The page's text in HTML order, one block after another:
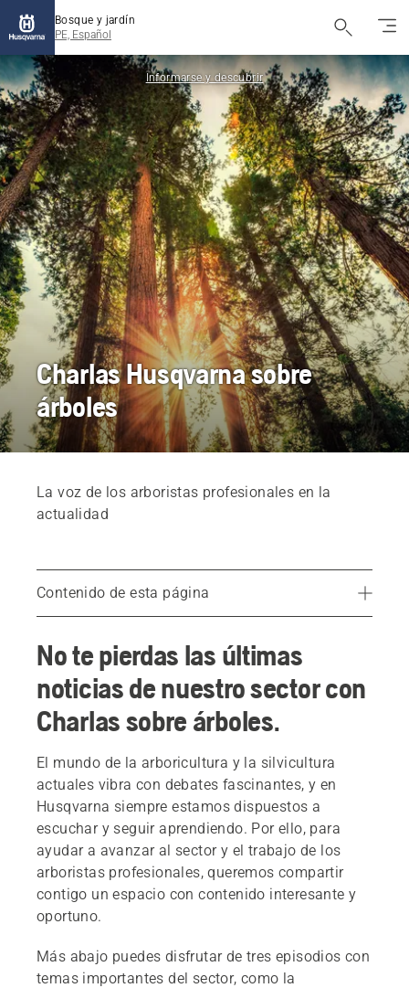
Bosque y jardín
PE, Español
Informarse y descubrir
Charlas Husqvarna sobre
árboles
La voz de los arboristas profesionales en la
actualidad
Contenido de esta página
Eficiencia en los trabajos de arboricultura
Arboricultura urbana sostenible
Fomentando una nueva actitud
No te pierdas las últimas
noticias de nuestro sector con
Charlas sobre árboles.
El mundo de la arboricultura y la silvicultura
actuales vibra con debates fascinantes, y en
Husqvarna siempre estamos dispuestos a
escuchar y seguir aprendiendo. Por ello, para
ayudar a avanzar al sector y el trabajo de los
arboristas profesionales, queremos compartir
contigo un espacio con contenido interesante y
oportuno.
Más abajo puedes disfrutar de tres episodios con
temas importantes del sector, como la